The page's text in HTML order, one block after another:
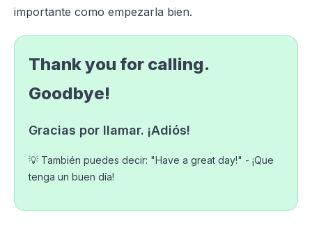
importante como empezarla bien.
Thank you for calling.
Goodbye!
Gracias por llamar. ¡Adiós!
💡 También puedes decir: "Have a great day!" - ¡Que
tenga un buen día!